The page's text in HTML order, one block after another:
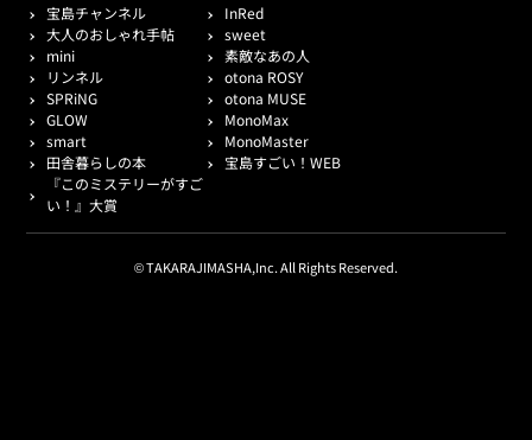
宝島チャンネル
InRed
大人のおしゃれ手帖
sweet
mini
素敵なあの人
リンネル
otona ROSY
SPRiNG
otona MUSE
GLOW
MonoMax
smart
MonoMaster
田舎暮らしの本
宝島すごい！WEB
『このミステリーがすご
い！』大賞
© TAKARAJIMASHA,Inc. All Rights Reserved.